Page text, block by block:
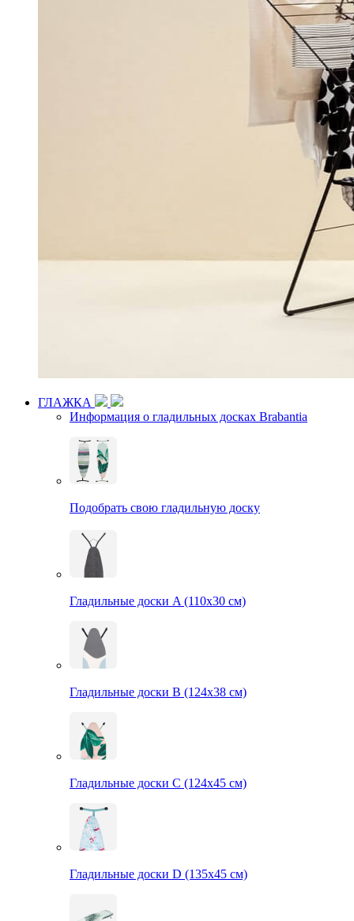
ГЛАЖКА
Информация о гладильных досках Brabantia
Подобрать свою гладильную доску
Гладильные доски A (110х30 см)
Гладильные доски B (124х38 см)
Гладильные доски С (124х45 см)
Гладильные доски D (135х45 см)